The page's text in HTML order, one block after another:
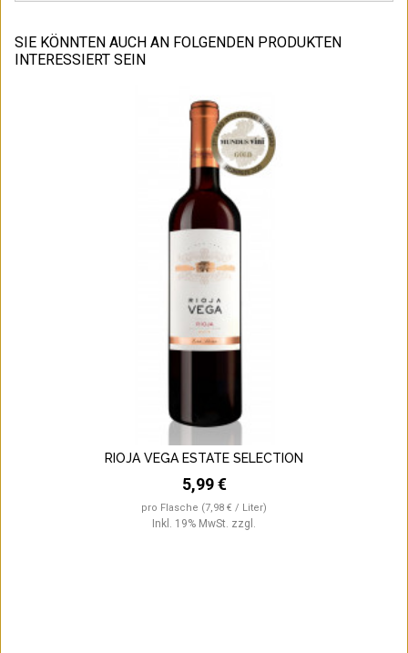
SIE KÖNNTEN AUCH AN FOLGENDEN PRODUKTEN
INTERESSIERT SEIN
RIOJA VEGA ESTATE SELECTION
5,99 €
pro Flasche (7,98 € / Liter)
Inkl. 19% MwSt. zzgl.